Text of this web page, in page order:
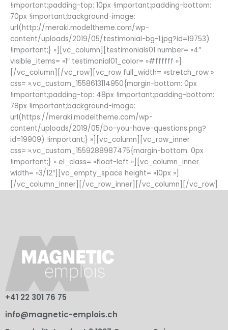
!important;padding-top: 10px !important;padding-bottom:
70px !important;background-image:
url(http://meraki.modeltheme.com/wp-
content/uploads/2019/05/testimonial-bg-1.jpg?id=19753)
!important;} »][vc_column][testimonials01 number= »4″
visible_items= »1″ testimonial01_color= »#ffffff »]
[/vc_column][/vc_row][vc_row full_width= »stretch_row »
css= ».vc_custom_1558613114950{margin-bottom: 0px
!important;padding-top: 48px !important;padding-bottom:
78px !important;background-image:
url(https://meraki.modeltheme.com/wp-
content/uploads/2019/05/Do-you-have-questions.png?
id=19909) !important;} »][vc_column][vc_row_inner
css= ».vc_custom_1559288987475{margin-bottom: 0px
!important;} » el_class= »float-left »][vc_column_inner
width= »3/12″][vc_empty_space height= »10px »]
[/vc_column_inner][/vc_row_inner][/vc_column][/vc_row]
+41 22 301 76 75
info@magnetic-emplois.ch